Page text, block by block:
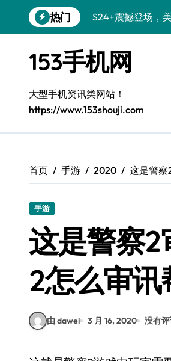
到
热门
S24+震撼登场，
A56 5G登场，三
三星S26上手玩转
S25美化秘籍：个
C55 5G焕新秘籍
Galaxy Z Flip6：
S25 Ultra颜值炸
153手机网
大型手机资讯类网站！
https://www.153shouji.com
首页 手游 2020 这是警察
手游
这是警察
2怎么审
由 dawei 3 月 16, 2020 没有